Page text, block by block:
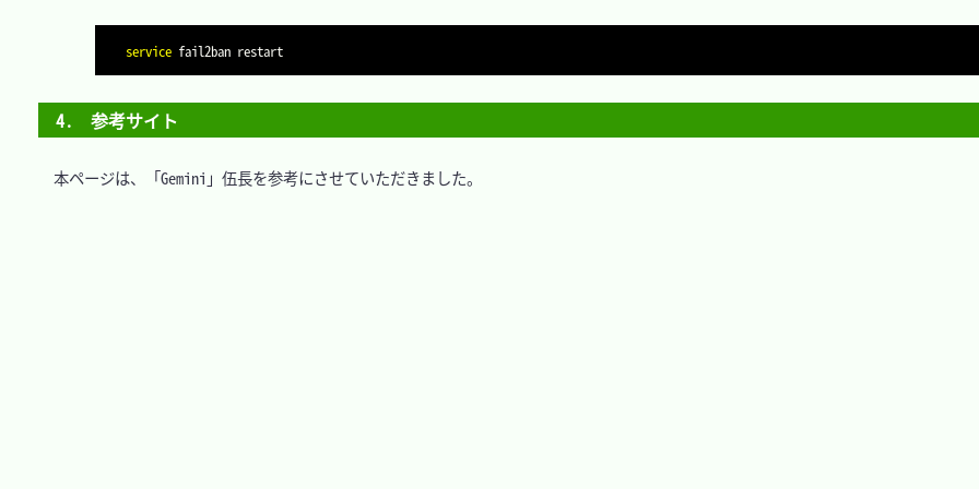
service fail2ban restart
4.　参考サイト
本ページは、「Gemini」伍長を参考にさせていただきました。